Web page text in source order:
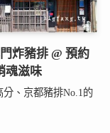
炸豬排 @ 預約
魂滋味
分、京都豬排No.1的